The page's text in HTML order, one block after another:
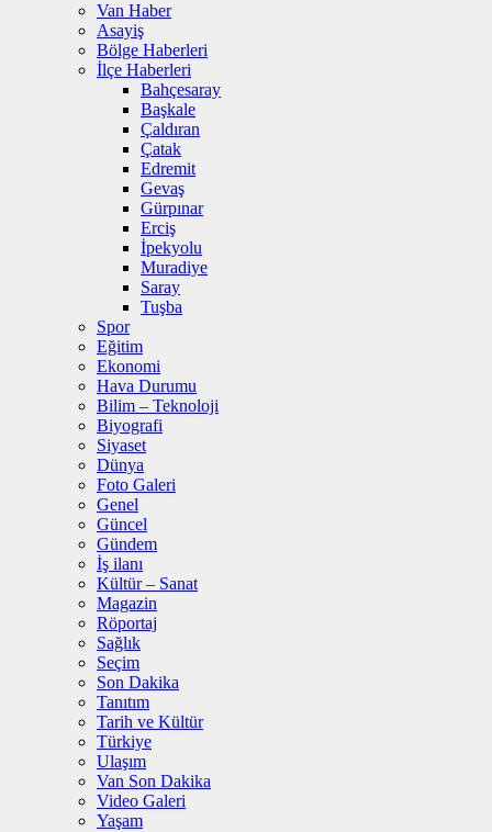
Van Haber
Asayiş
Bölge Haberleri
İlçe Haberleri
Bahçesaray
Başkale
Çaldıran
Çatak
Edremit
Gevaş
Gürpınar
Erciş
İpekyolu
Muradiye
Saray
Tuşba
Spor
Eğitim
Ekonomi
Hava Durumu
Bilim – Teknoloji
Biyografi
Siyaset
Dünya
Foto Galeri
Genel
Güncel
Gündem
İş ilanı
Kültür – Sanat
Magazin
Röportaj
Sağlık
Seçim
Son Dakika
Tanıtım
Tarih ve Kültür
Türkiye
Ulaşım
Van Son Dakika
Video Galeri
Yaşam